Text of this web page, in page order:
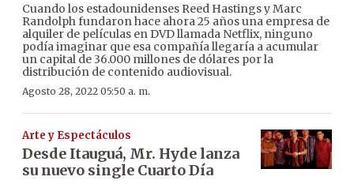
Cuando los estadounidenses Reed Hastings y Marc
Randolph fundaron hace ahora 25 años una empresa de
alquiler de películas en DVD llamada Netflix, ninguno
podía imaginar que esa compañía llegaría a acumular
un capital de 36.000 millones de dólares por la
distribución de contenido audiovisual.
Agosto 28, 2022 05:50 a. m.
Arte y Espectáculos
Desde Itauguá, Mr. Hyde lanza
su nuevo single Cuarto Día